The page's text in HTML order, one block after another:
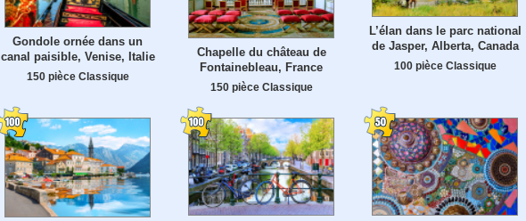
Gondole ornée dans un
canal paisible, Venise, Italie
150 pièce Classique
Chapelle du château de
Fontainebleau, France
150 pièce Classique
L’élan dans le parc national
de Jasper, Alberta, Canada
100 pièce Classique